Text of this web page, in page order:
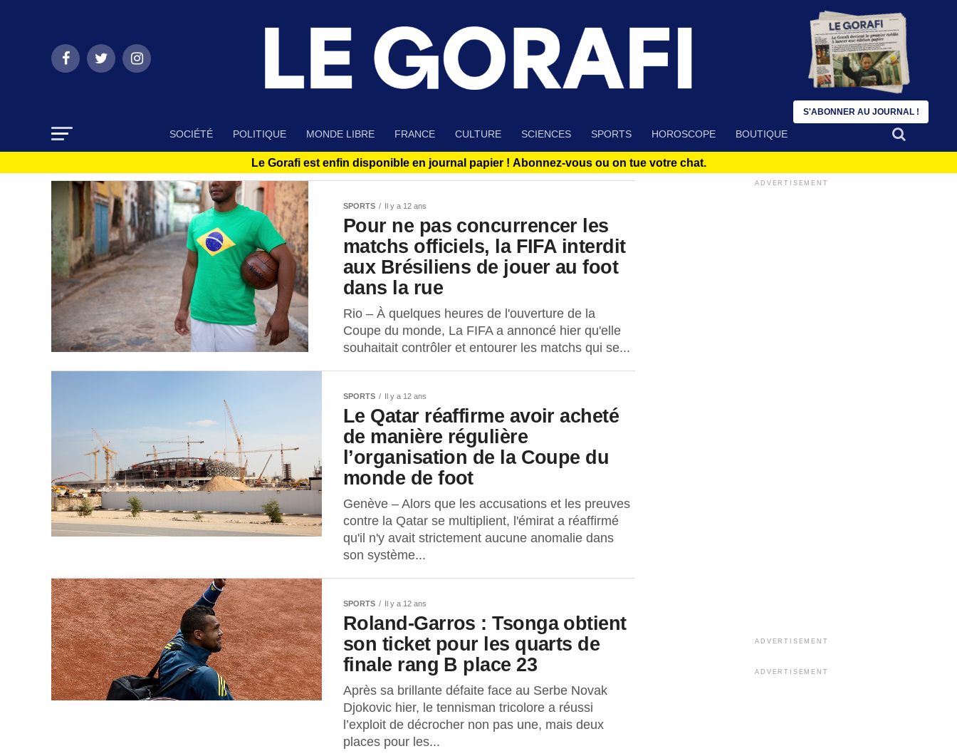
SOCIÉTÉ POLITIQUE MONDE LIBRE FRANCE CULTURE SCIENCES SPORTS HOROSCOPE BOUTIQUE
Le Gorafi est enfin disponible en journal papier ! Abonnez-vous ou on tue votre chat.
SPORTS Il y a 12 ans
Pour ne pas concurrencer les
matchs officiels, la FIFA interdit
aux Brésiliens de jouer au foot
dans la rue
Rio – À quelques heures de l'ouverture de la
Coupe du monde, La FIFA a annoncé hier qu'elle
souhaitait contrôler et entourer les matchs qui se...
SPORTS Il y a 12 ans
Le Qatar réaffirme avoir acheté
de manière régulière
l’organisation de la Coupe du
monde de foot
Genève – Alors que les accusations et les preuves
contre la Qatar se multiplient, l'émirat a réaffirmé
qu'il n'y avait strictement aucune anomalie dans
son système...
SPORTS Il y a 12 ans
Roland-Garros : Tsonga obtient
son ticket pour les quarts de
finale rang B place 23
Après sa brillante défaite face au Serbe Novak
Djokovic hier, le tennisman tricolore a réussi
l’exploit de décrocher non pas une, mais deux
places pour les...
ADVERTISEMENT
ADVERTISEMENT
ADVERTISEMENT
S'ABONNER AU JOURNAL !